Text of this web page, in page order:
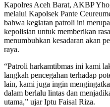
Kapolres Aceh Barat, AKBP
melalui Kapolsek Pante
bahwa kegiatan patroli ini
kepolisian untuk memberikan
menumbuhkan kesadaran akan
raya.
“Patroli harkamtibmas ini kami
langkah pencegahan terhadap
lain, kami juga ingin
dalam berlalu lintas dan
utama,” ujar Iptu Faisal Riza.